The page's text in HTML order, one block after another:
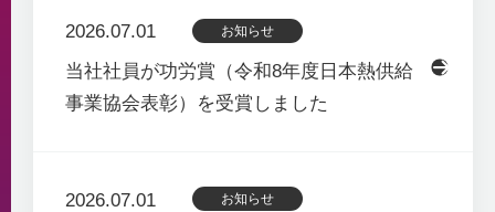
2026.07.01 お知らせ
当社社員が功労賞（令和8年度日本熱供給
事業協会表彰）を受賞しました
2026.07.01 お知らせ